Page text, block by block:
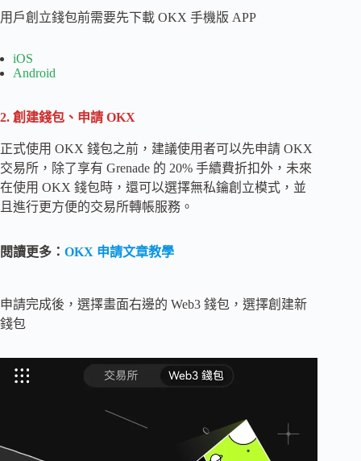
用戶創立錢包前需要先下載 OKX 手機版 APP
iOS
Android
2. 創建錢包、申請 OKX
正式使用 OKX 錢包之前，建議使用者可以先申請 OKX
交易所，除了享有 Grenade 的 20% 手續費折扣外，未來
在使用 OKX 錢包時，還可以選擇無私鑰創立模式，並
且進行更方便的交易所轉帳服務。
閱讀更多： OKX 申請文章教學
申請完成後，選擇畫面右邊的 Web3 錢包，選擇創建新
錢包